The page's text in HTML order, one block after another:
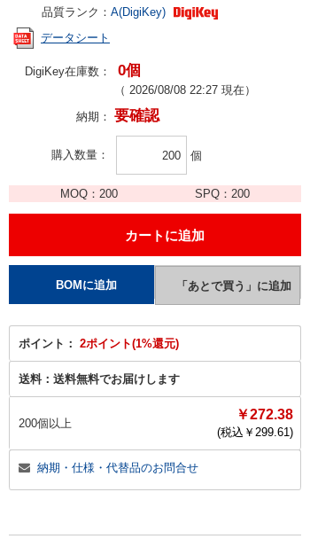
品質ランク： A(DigiKey)
データシート
DigiKey在庫数： 0個
（ 2026/08/08 22:27 現在）
納期： 要確認
購入数量 個
MOQ：200 SPQ： 200
ポイント： 2ポイント(1%還元)
送料： 送料無料でお届けします
200個以上
￥272.38
(税込￥ 299.61)
納期・仕様・代替品のお問合せ